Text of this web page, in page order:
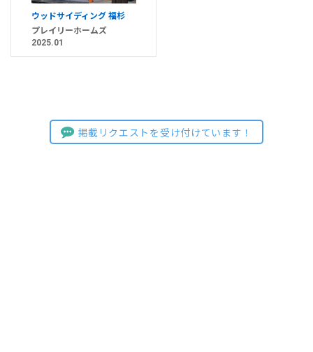
ウッドサイディング 福杉
プレイリーホームズ
2025.01
掲載リクエストを受け付けています！